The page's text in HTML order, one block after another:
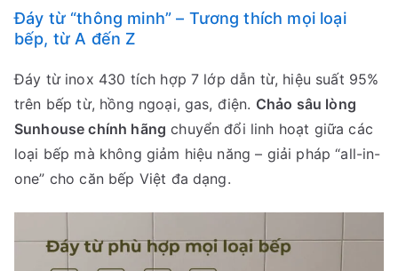
Đáy từ “thông minh” – Tương thích mọi loại
bếp, từ A đến Z
Đáy từ inox 430 tích hợp 7 lớp dẫn từ, hiệu suất 95%
trên bếp từ, hồng ngoại, gas, điện. Chảo sâu lòng
Sunhouse chính hãng chuyển đổi linh hoạt giữa các
loại bếp mà không giảm hiệu năng – giải pháp “all-in-
one” cho căn bếp Việt đa dạng.